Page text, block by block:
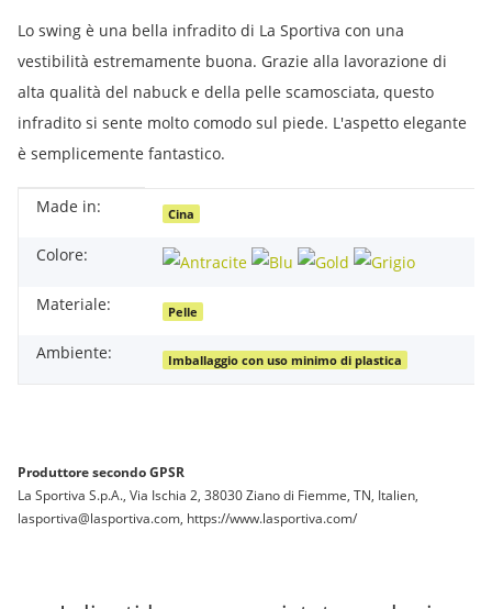
Lo swing è una bella infradito di La Sportiva con una
vestibilità estremamente buona. Grazie alla lavorazione di
alta qualità del nabuck e della pelle scamosciata, questo
infradito si sente molto comodo sul piede. L'aspetto elegante
è semplicemente fantastico.
#productDetails.itemInformation#
#productDetails.itemValue#
Made in: Cina
Colore:
Materiale: Pelle
Ambiente: Imballaggio con uso minimo di plastica
Produttore secondo GPSR
La Sportiva S.p.A., Via Ischia 2, 38030 Ziano di Fiemme, TN, Italien,
lasportiva@lasportiva.com, https://www.lasportiva.com/